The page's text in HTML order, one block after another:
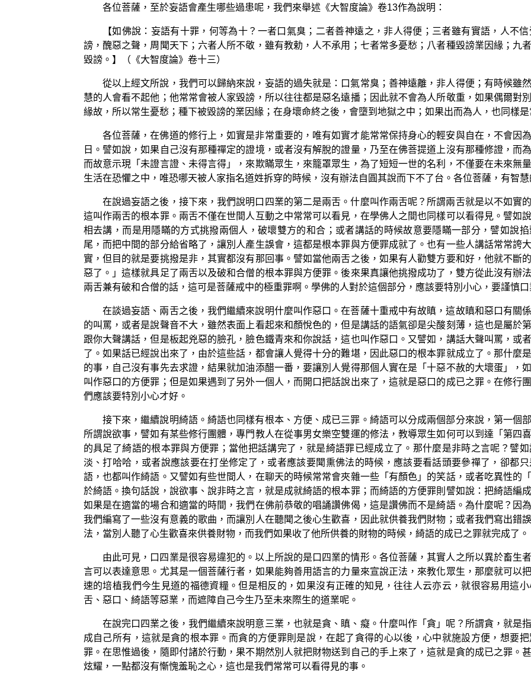
各位菩薩，至於妄語會產生哪些過患呢，我們來舉述《大智度論》卷13作為說明：
【如佛說：妄語有十罪，何等為十？一者口氣臭；二者善神遠之，非人得便；三者雖有實語，人不
謗，醜惡之聲，周聞天下；六者人所不敬，雖有教勅，人不承用；七者常多憂愁；八者種毀謗業因緣；九
毀謗。】（《大智度論》卷十三）
從以上經文所說，我們可以歸納來說，妄語的過失就是：口氣常臭；善神遠離，非人得便；有時候雖
慧的人會看不起他；他常常會被人家毀謗，所以往往都是惡名遠播；因此就不會為人所敬重，如果偶爾對
緣故，所以常生憂愁；種下被毀謗的業因緣；在身壞命終之後，會墮到地獄之中；如果出而為人，也同樣是
各位菩薩，在佛道的修行上，如實是非常重要的，唯有如實才能常常保持身心的輕安與自在，不會因
日。譬如說，如果自己沒有那種禪定的證境，或者沒有解脫的證量，乃至在佛菩提道上沒有那種修證，而
而故意示現「未證言證、未得言得」，來欺瞞眾生，來籠罩眾生，為了短短一世的名利，不僅要在未來無
生活在恐懼之中，唯恐哪天被人家指名道姓拆穿的時候，沒有辦法自圓其說而下不了台。各位菩薩，有智
在說過妄語之後，接下來，我們說明口四業的第二是兩舌。什麼叫作兩舌呢？所謂兩舌就是以不如實
這叫作兩舌的根本罪。兩舌不僅在世間人互動之中常常可以看見，在學佛人之間也同樣可以看得見。譬如
相去講，而是用隱瞞的方式挑撥兩個人，破壞雙方的和合；或者講話的時候故意要隱瞞一部分，譬如說
尾，而把中間的部分給省略了，讓別人產生誤會，這都是根本罪與方便罪成就了。也有一些人講話常常誇
實，但目的就是要挑撥是非，其實都沒有那回事。譬如當他兩舌之後，如果有人勸雙方要和好，他就不斷
惡了。」這樣就具足了兩舌以及破和合僧的根本罪與方便罪。後來果真讓他挑撥成功了，雙方從此沒有辦
兩舌兼有破和合僧的話，這可是菩薩戒中的極重罪啊。學佛的人對於這個部分，應該要特別小心，要謹慎口
在談過妄語、兩舌之後，我們繼續來說明什麼叫作惡口。在菩薩十重戒中有故瞋，這故瞋和惡口有關
的叫罵，或者是說聲音不大，雖然表面上看起來和顏悅色的，但是講話的語氣卻是尖酸刻薄，這也是屬於
跟你大聲講話，但是板起兇惡的臉孔，臉色鐵青來和你說話，這也叫作惡口。又譬如，講話大聲叫罵，或
了。如果話已經說出來了，由於這些話，都會讓人覺得十分的難堪，因此惡口的根本罪就成立了。那什麼
的事，自己沒有事先去求證，結果就加油添醋一番，要讓別人覺得那個人實在是「十惡不赦的大壞蛋」，
叫作惡口的方便罪；但是如果遇到了另外一個人，而開口把話說出來了，這就是惡口的成已之罪。在修行
們應該要特別小心才好。
接下來，繼續說明綺語。綺語也同樣有根本、方便、成已三罪。綺語可以分成兩個部分來說，第一個
所謂說欲事，譬如有某些修行團體，專門教人在從事男女樂空雙運的修法，教導眾生如何可以到達「第四
的具足了綺語的根本罪與方便罪；當他把話講完了，就是綺語罪已經成立了。那什麼是非時之言呢？譬
淡、打哈哈，或者說應該要在打坐修定了，或者應該要聞熏佛法的時候，應該要看話頭要參禪了，卻都
語，也都叫作綺語。又譬如有些世間人，在聊天的時候常常會夾雜一些「有顏色」的笑話，或者吃異性的
於綺語。換句話說，說欲事、說非時之言，就是成就綺語的根本罪；而綺語的方便罪則譬如說：把綺語編
如果是在適當的場合和適當的時間，我們在佛前恭敬的唱誦讚佛偈，這是讚佛而不是綺語。為什麼呢？因
我們編寫了一些沒有意義的歌曲，而讓別人在聽聞之後心生歡喜，因此就供養我們財物；或者我們寫出錯
法，當別人聽了心生歡喜來供養財物，而我們如果收了他所供養的財物的時候，綺語的成已之罪就完成了。
由此可見，口四業是很容易違犯的。以上所說的是口四業的情形。各位菩薩，其實人之所以異於畜生
言可以表達意思。尤其是一個菩薩行者，如果能夠善用語言的力量來宣說正法，來教化眾生，那麼就可以
速的培植我們今生見道的福德資糧。但是相反的，如果沒有正確的知見，往往人云亦云，就很容易用這
舌、惡口、綺語等惡業，而遮障自己今生乃至未來際生的道業呢。
在說完口四業之後，我們繼續來說明意三業，也就是貪、瞋、癡。什麼叫作「貪」呢？所謂貪，就是
成自己所有，這就是貪的根本罪。而貪的方便罪則是說，在起了貪得的心以後，心中就施設方便，想要
罪。在思惟過後，隨即付諸於行動，果不期然別人就把財物送到自己的手上來了，這就是貪的成已之罪。
炫耀，一點都沒有慚愧羞恥之心，這也是我們常常可以看得見的事。